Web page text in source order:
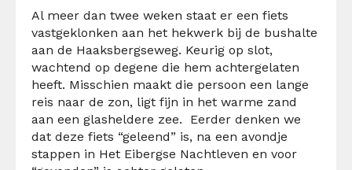
Al meer dan twee weken staat er een fiets
vastgeklonken aan het hekwerk bij de bushalte
aan de Haaksbergseweg. Keurig op slot,
wachtend op degene die hem achtergelaten
heeft. Misschien maakt die persoon een lange
reis naar de zon, ligt fijn in het warme zand
aan een glasheldere zee. Eerder denken we
dat deze fiets “geleend” is, na een avondje
stappen in Het Eibergse Nachtleven en voor